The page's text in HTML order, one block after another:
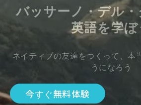
バッサーノ・デル
英語を学ぼ
ネイティブの友達をつくって、本
うになろう
今すぐ無料体験